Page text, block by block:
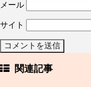
メール
サイト
関連記事